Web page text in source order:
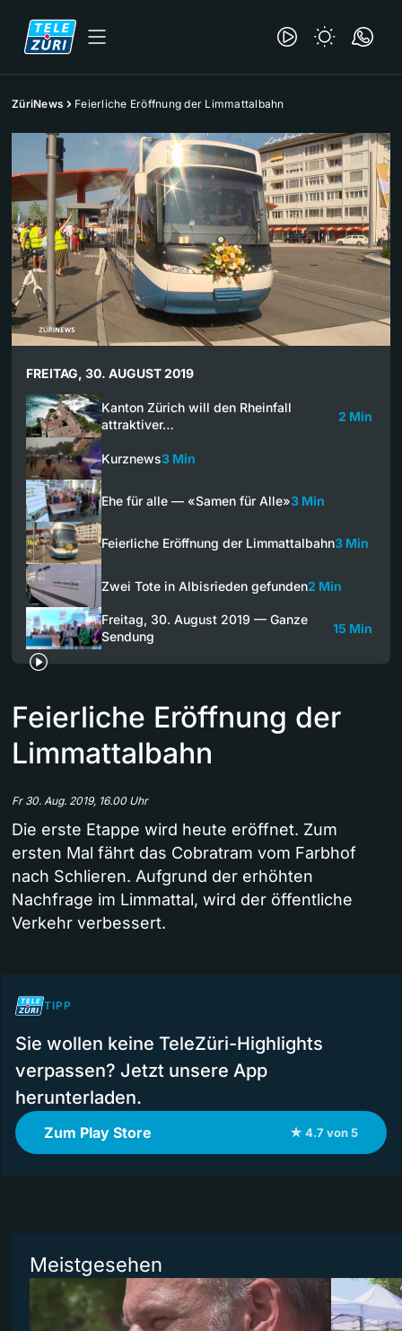
ZüriNews Feierliche Eröffnung der Limmattalbahn
FREITAG, 30. AUGUST 2019
Kanton Zürich will den Rheinfall
attraktiver…
2 Min
Kurznews3 Min
Ehe für alle — «Samen für Alle»3 Min
Feierliche Eröffnung der Limmattalbahn3 Min
Zwei Tote in Albisrieden gefunden2 Min
Freitag, 30. August 2019 — Ganze
Sendung
15 Min
Feierliche Eröffnung der
Limmattalbahn
Fr 30. Aug. 2019, 16.00 Uhr
Die erste Etappe wird heute eröffnet. Zum
ersten Mal fährt das Cobratram vom Farbhof
nach Schlieren. Aufgrund der erhöhten
Nachfrage im Limmattal, wird der öffentliche
Verkehr verbessert.
TIPP
Sie wollen keine TeleZüri-Highlights
verpassen? Jetzt unsere App
herunterladen.
Zum Play Store ★ 4.7 von 5
Meistgesehen